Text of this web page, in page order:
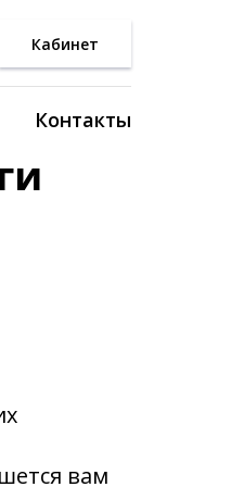
Кабинет
Контакты
вам